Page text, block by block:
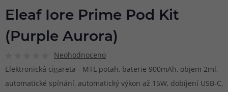
Eleaf Iore Prime Pod Kit
(Purple Aurora)
Neohodnoceno
Elektronická cigareta - MTL potah, baterie 900mAh, objem 2ml,
automatické spínání, automatický výkon až 15W, dobíjení USB-C,